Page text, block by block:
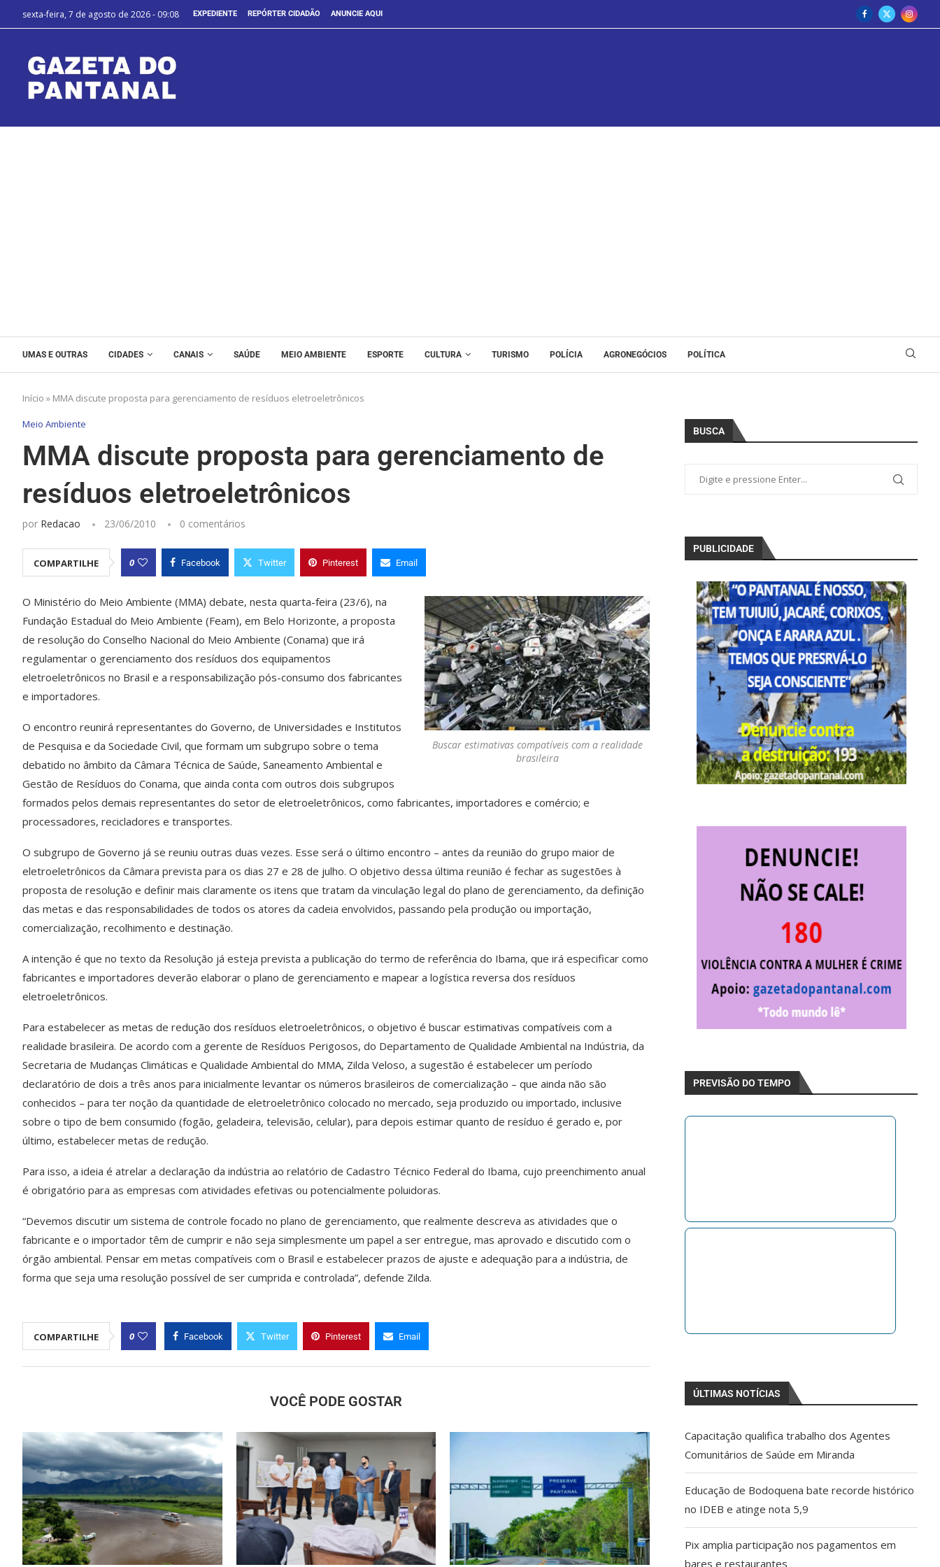
sexta-feira, 7 de agosto de 2026 - 09:08 EXPEDIENTE REPÓRTER CIDADÃO ANUNCIE AQUI
UMAS E OUTRAS CIDADES CANAIS SAÚDE MEIO AMBIENTE ESPORTE CULTURA TURISMO POLÍCIA AGRONEGÓCIOS POLÍTICA
Início » MMA discute proposta para gerenciamento de resíduos eletroeletrônicos
Meio Ambiente
MMA discute proposta para gerenciamento de
resíduos eletroeletrônicos
por Redacao 23/06/2010 0 comentários
COMPARTILHE 0 Facebook Twitter Pinterest Email
Buscar estimativas compatíveis com a realidade
brasileira
O Ministério do Meio Ambiente (MMA) debate, nesta quarta-feira (23/6), na
Fundação Estadual do Meio Ambiente (Feam), em Belo Horizonte, a proposta
de resolução do Conselho Nacional do Meio Ambiente (Conama) que irá
regulamentar o gerenciamento dos resíduos dos equipamentos
eletroeletrônicos no Brasil e a responsabilização pós-consumo dos fabricantes
e importadores.
O encontro reunirá representantes do Governo, de Universidades e Institutos
de Pesquisa e da Sociedade Civil, que formam um subgrupo sobre o tema
debatido no âmbito da Câmara Técnica de Saúde, Saneamento Ambiental e
Gestão de Resíduos do Conama, que ainda conta com outros dois subgrupos
formados pelos demais representantes do setor de eletroeletrônicos, como fabricantes, importadores e comércio; e
processadores, recicladores e transportes.
O subgrupo de Governo já se reuniu outras duas vezes. Esse será o último encontro – antes da reunião do grupo maior de
eletroeletrônicos da Câmara prevista para os dias 27 e 28 de julho. O objetivo dessa última reunião é fechar as sugestões à
proposta de resolução e definir mais claramente os itens que tratam da vinculação legal do plano de gerenciamento, da definição
das metas e das responsabilidades de todos os atores da cadeia envolvidos, passando pela produção ou importação,
comercialização, recolhimento e destinação.
A intenção é que no texto da Resolução já esteja prevista a publicação do termo de referência do Ibama, que irá especificar como
fabricantes e importadores deverão elaborar o plano de gerenciamento e mapear a logística reversa dos resíduos
eletroeletrônicos.
Para estabelecer as metas de redução dos resíduos eletroeletrônicos, o objetivo é buscar estimativas compatíveis com a
realidade brasileira. De acordo com a gerente de Resíduos Perigosos, do Departamento de Qualidade Ambiental na Indústria, da
Secretaria de Mudanças Climáticas e Qualidade Ambiental do MMA, Zilda Veloso, a sugestão é estabelecer um período
declaratório de dois a três anos para inicialmente levantar os números brasileiros de comercialização – que ainda não são
conhecidos – para ter noção da quantidade de eletroeletrônico colocado no mercado, seja produzido ou importado, inclusive
sobre o tipo de bem consumido (fogão, geladeira, televisão, celular), para depois estimar quanto de resíduo é gerado e, por
último, estabelecer metas de redução.
Para isso, a ideia é atrelar a declaração da indústria ao relatório de Cadastro Técnico Federal do Ibama, cujo preenchimento anual
é obrigatório para as empresas com atividades efetivas ou potencialmente poluidoras.
“Devemos discutir um sistema de controle focado no plano de gerenciamento, que realmente descreva as atividades que o
fabricante e o importador têm de cumprir e não seja simplesmente um papel a ser entregue, mas aprovado e discutido com o
órgão ambiental. Pensar em metas compatíveis com o Brasil e estabelecer prazos de ajuste e adequação para a indústria, de
forma que seja uma resolução possível de ser cumprida e controlada”, defende Zilda.
COMPARTILHE 0 Facebook Twitter Pinterest Email
VOCÊ PODE GOSTAR
BUSCA
PUBLICIDADE
PREVISÃO DO TEMPO
ÚLTIMAS NOTÍCIAS
Capacitação qualifica trabalho dos Agentes
Comunitários de Saúde em Miranda
Educação de Bodoquena bate recorde histórico
no IDEB e atinge nota 5,9
Pix amplia participação nos pagamentos em
bares e restaurantes